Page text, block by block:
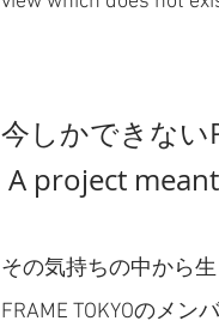
今しかできない
A project
その気持ちの中から
FRAME TOKYOのメ